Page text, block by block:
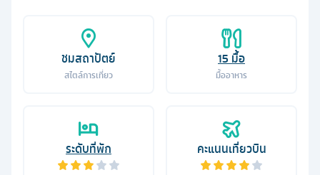
ชมสถาปัตย์
สไตล์การเที่ยว
15 มื้อ
มื้ออาหาร
ระดับที่พัก คะแนนเที่ยวบิน